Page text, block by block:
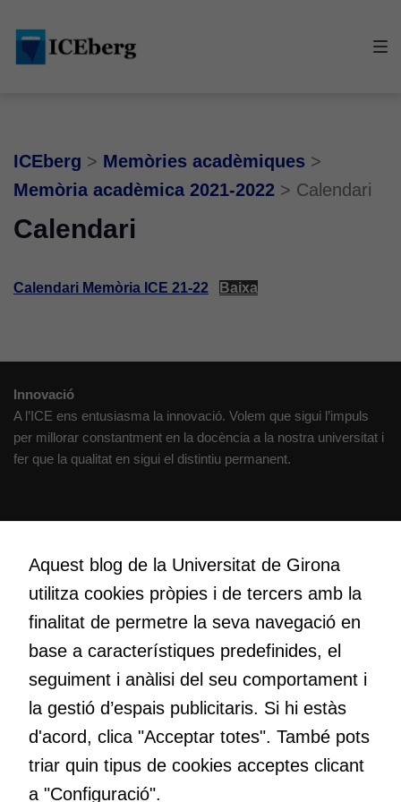
main
content
footer
ICEberg > Memòries acadèmiques >
Memòria acadèmica 2021-2022 > Calendari
Calendari
Calendari Memòria ICE 21-22 Baixa
Innovació
A l’ICE ens entusiasma la innovació. Volem que sigui l’impuls
per millorar constantment en la docència a la nostra universitat i
fer que la qualitat en sigui el distintiu permanent.
Volem crear espais de reflexió i de debat, espais on qüestionar-
nos el que estem fent, atrevir-nos a pensar noves i millors
maneres de fer-ho i generar plegats idees innovadores.
Educació
transformació. Volem contribuir a millorar-la impulsant
metodologies docents actives i ambients d’aprenentatge
dinàmics.
Aquest blog de la Universitat de Girona
utilitza cookies pròpies i de tercers amb la
finalitat de permetre la seva navegació en
base a característiques predefinides, el
seguiment i anàlisi del seu comportament i
la gestió d’espais publicitaris. Si hi estàs
d'acord, clica "Acceptar totes". També pots
triar quin tipus de cookies acceptes clicant
a "Configuració".